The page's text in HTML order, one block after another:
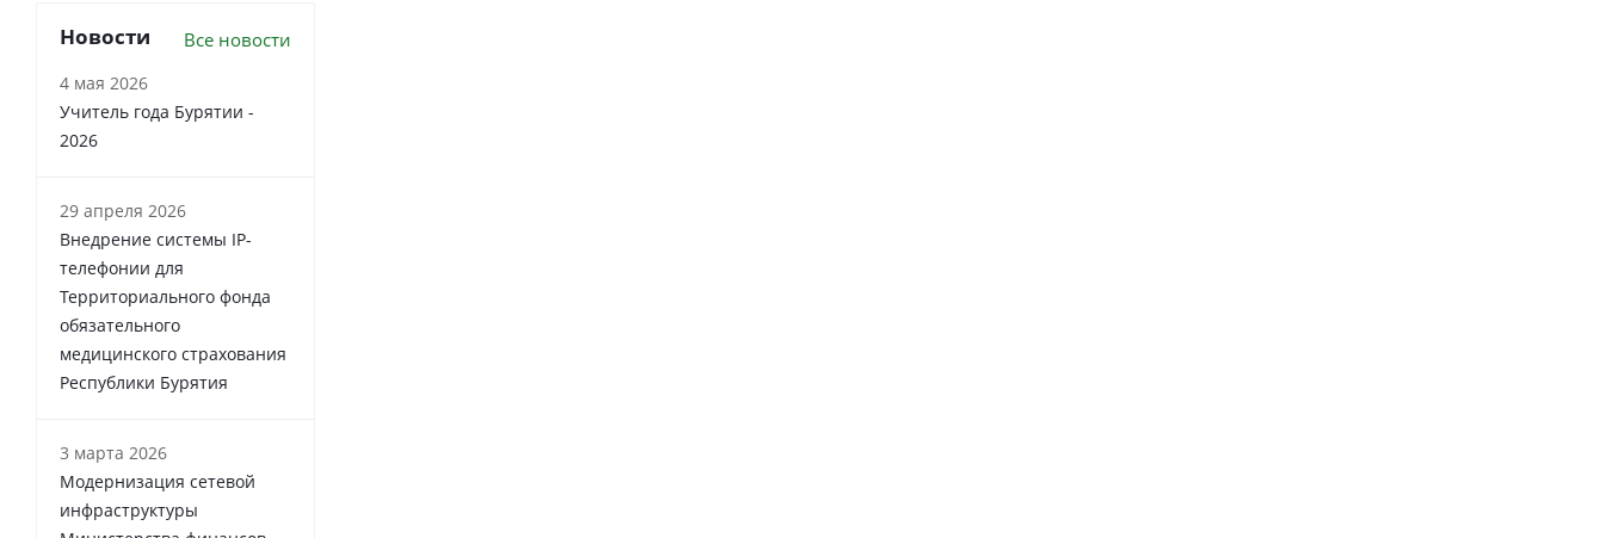
Новости Все новости
4 мая 2026
Учитель года Бурятии -
2026
29 апреля 2026
Внедрение системы IP-
телефонии для
Территориального фонда
обязательного
медицинского страхования
Республики Бурятия
3 марта 2026
Модернизация сетевой
инфраструктуры